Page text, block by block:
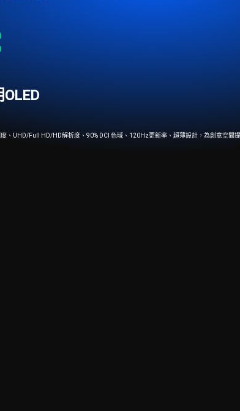
度、UHD/Full HD/HD解析度、90% DCI 色域、120Hz更新率、超薄設計，為創意空間